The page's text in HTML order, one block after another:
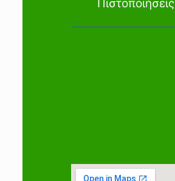
Πιστοποιήσεις